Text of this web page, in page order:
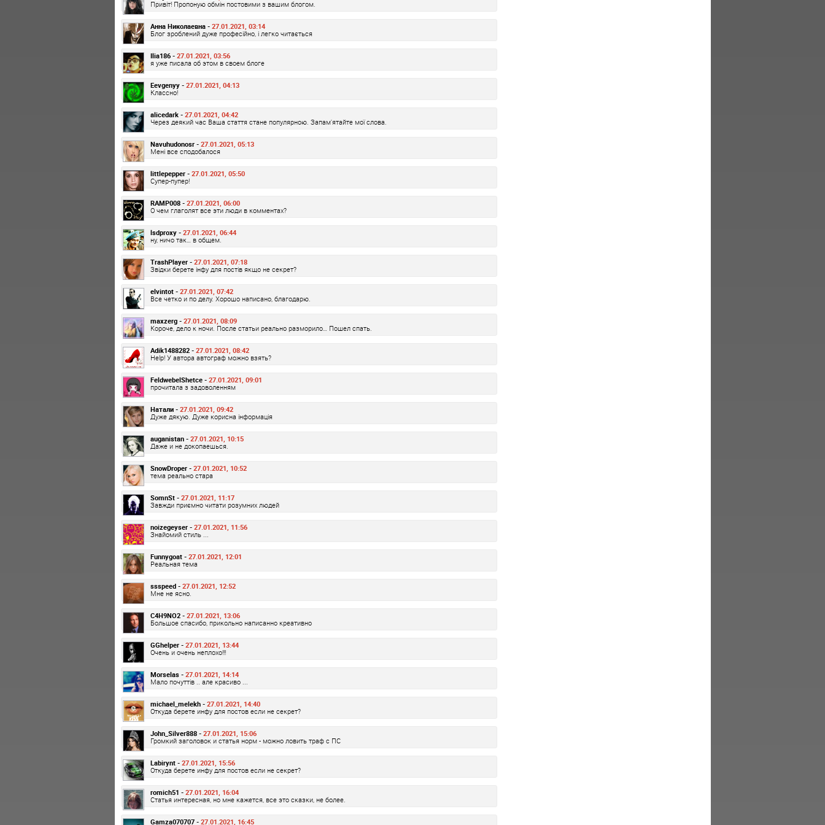
Привіт! Пропоную обмін постовими з вашим блогом.
Анна Николаевна - 27.01.2021, 03:14
Блог зроблений дуже професійно, і легко читається
Ilia186 - 27.01.2021, 03:56
я уже писала об этом в своем блоге
Eevgenyy - 27.01.2021, 04:13
Классно!
alicedark - 27.01.2021, 04:42
Через деякий час Ваша стаття стане популярною. Запам'ятайте мої слова.
Navuhudonosr - 27.01.2021, 05:13
Мені все сподобалося
littlepepper - 27.01.2021, 05:50
Супер-пупер!
RAMP008 - 27.01.2021, 06:00
О чем глаголят все эти люди в комментах?
lsdproxy - 27.01.2021, 06:44
ну, ничо так… в общем.
TrashPlayer - 27.01.2021, 07:18
Звідки берете інфу для постів якщо не секрет?
elvintot - 27.01.2021, 07:42
Все четко и по делу. Хорошо написано, благодарю.
maxzerg - 27.01.2021, 08:09
Короче, дело к ночи. После статьи реально разморило… Пошел спать.
Adik1488282 - 27.01.2021, 08:42
Help! У автора автограф можно взять?
FeldwebelShetce - 27.01.2021, 09:01
прочитала з задоволенням
Натали - 27.01.2021, 09:42
Дуже дякую. Дуже корисна інформація
auganistan - 27.01.2021, 10:15
Даже и не докопаешься.
SnowDroper - 27.01.2021, 10:52
тема реально стара
SomnSt - 27.01.2021, 11:17
Завжди приємно читати розумних людей
noizegeyser - 27.01.2021, 11:56
Знайомий стиль ...
Funnygoat - 27.01.2021, 12:01
Реальная тема
ssspeed - 27.01.2021, 12:52
Мне не ясно.
C4H9NO2 - 27.01.2021, 13:06
Большое спасибо, прикольно написанно креативно
GGhelper - 27.01.2021, 13:44
Очень и очень неплохо!!!
Morselas - 27.01.2021, 14:14
Мало почуттів .. але красиво ...
michael_melekh - 27.01.2021, 14:40
Откуда берете инфу для постов если не секрет?
John_Silver888 - 27.01.2021, 15:06
Громкий заголовок и статья норм - можно ловить траф с ПС
Labirynt - 27.01.2021, 15:56
Откуда берете инфу для постов если не секрет?
romich51 - 27.01.2021, 16:04
Статья интересная, но мне кажется, все это сказки, не более.
Gamza070707 - 27.01.2021, 16:45